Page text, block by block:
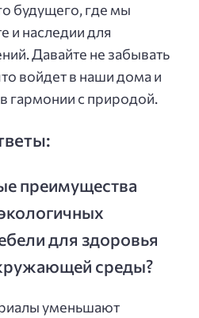
будущего, где мы
и наследии для
Давайте не забывать
войдет в наши дома и
гармонии с природой.
преимущества
для здоровья
среды?
уменьшают